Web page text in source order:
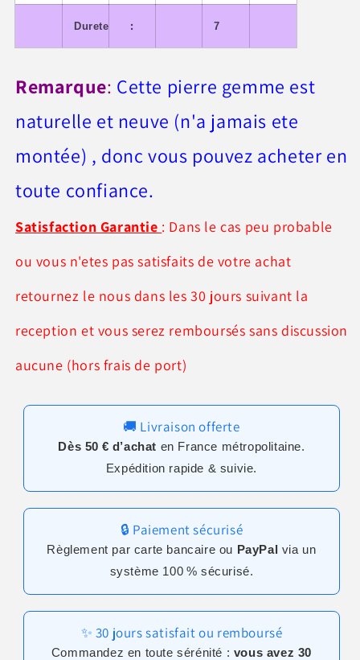
Durete : 7
Remarque: Cette pierre gemme est
naturelle et neuve (n'a jamais ete
montée) , donc vous pouvez acheter en
toute confiance.
Satisfaction Garantie : Dans le cas peu probable
ou vous n'etes pas satisfaits de votre achat
retournez le nous dans les 30 jours suivant la
reception et vous serez remboursés sans discussion
aucune (hors frais de port)
🚚 Livraison offerte
Dès 50 € d’achat en France métropolitaine.
Expédition rapide & suivie.
🔒 Paiement sécurisé
Règlement par carte bancaire ou PayPal via un
système 100 % sécurisé.
✨ 30 jours satisfait ou remboursé
Commandez en toute sérénité : vous avez 30